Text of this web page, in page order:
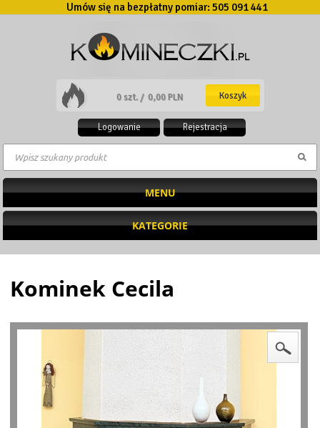
Umów się na bezpłatny pomiar: 505 091 441
0 szt. / 0,00 PLN Koszyk
Rejestracja
Logowanie
MENU
KATEGORIE
Kominek Cecila